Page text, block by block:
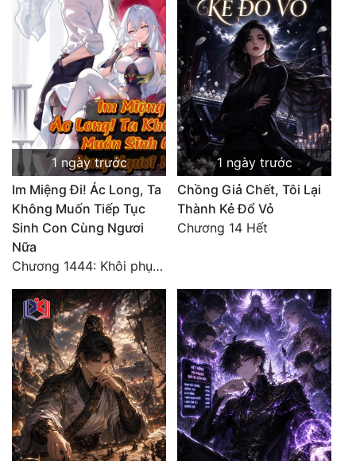
1 ngày trước
Im Miệng Đi! Ác Long, Ta
Không Muốn Tiếp Tục
Sinh Con Cùng Ngươi
Nữa
Chương 1444: Khôi phục quỹ đạo
1 ngày trước
Chồng Giả Chết, Tôi Lại
Thành Kẻ Đổ Vỏ
Chương 14 Hết